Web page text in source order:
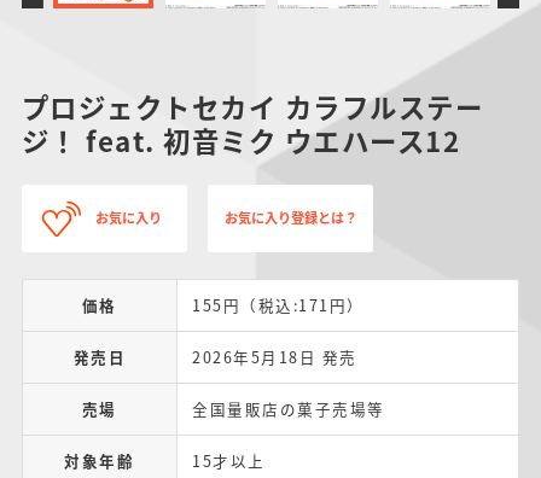
プロジェクトセカイ カラフルステー
ジ！ feat. 初音ミク ウエハース12
お気に入り お気に入り登録とは？
価格 155円（税込:171円）
発売日 2026年5月18日 発売
売場 全国量販店の菓子売場等
対象年齢 15才以上